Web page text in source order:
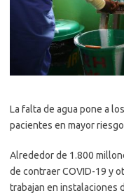
La falta de agua pone a
pacientes en mayor
Alrededor de 1.800
de contraer COVID-19 y
trabajan en instalaciones